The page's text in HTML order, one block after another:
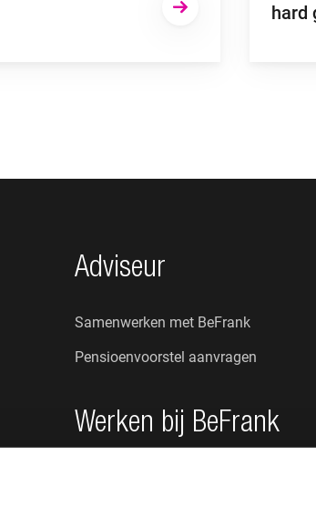
hard
Adviseur
Samenwerken met BeFrank
Pensioenvoorstel aanvragen
Werken bij BeFrank